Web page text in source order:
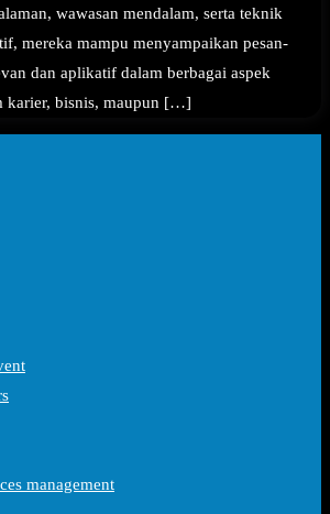
wawasan mendalam, serta teknik
mereka mampu menyampaikan pesan-
dan aplikatif dalam berbagai aspek
karier, bisnis, maupun […]
management